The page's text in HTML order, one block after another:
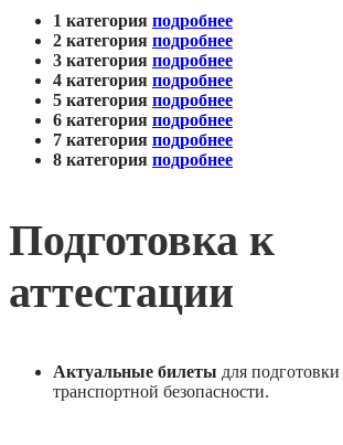
1 категория подробнее
2 категория подробнее
3 категория подробнее
4 категория подробнее
5 категория подробнее
6 категория подробнее
7 категория подробнее
8 категория подробнее
Подготовка к
аттестации
Актуальные билеты для
транспортной безопасности.